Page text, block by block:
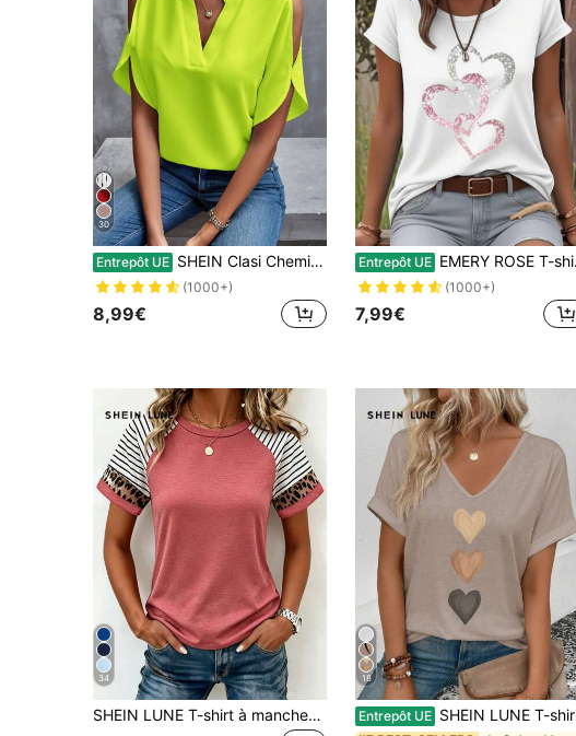
30
Entrepôt UE SHEIN Clasi Chemise Épaule Dénudée Vert Fluorescent Pour Femmes
(1000+)
8,99€
Entrepôt UE EMERY ROSE T-shirt décontracté à col rond et manches courtes pour femmes, imprimé de motifs de cœurs, pour l'été et le Nouvel An. Hauts graphiques pour femmes
(1000+)
7,99€
34
SHEIN LUNE T-shirt à manches courtes col rond rayé blocs de couleurs décontracté polyvalent pour femme, usage quotidien et voyage
18
Entrepôt UE SHEIN LUNE T-shirt décontracté polyvalent pour femmes avec col en V, manchette évasée, imprimé cœur dégradé, pour le printemps/été